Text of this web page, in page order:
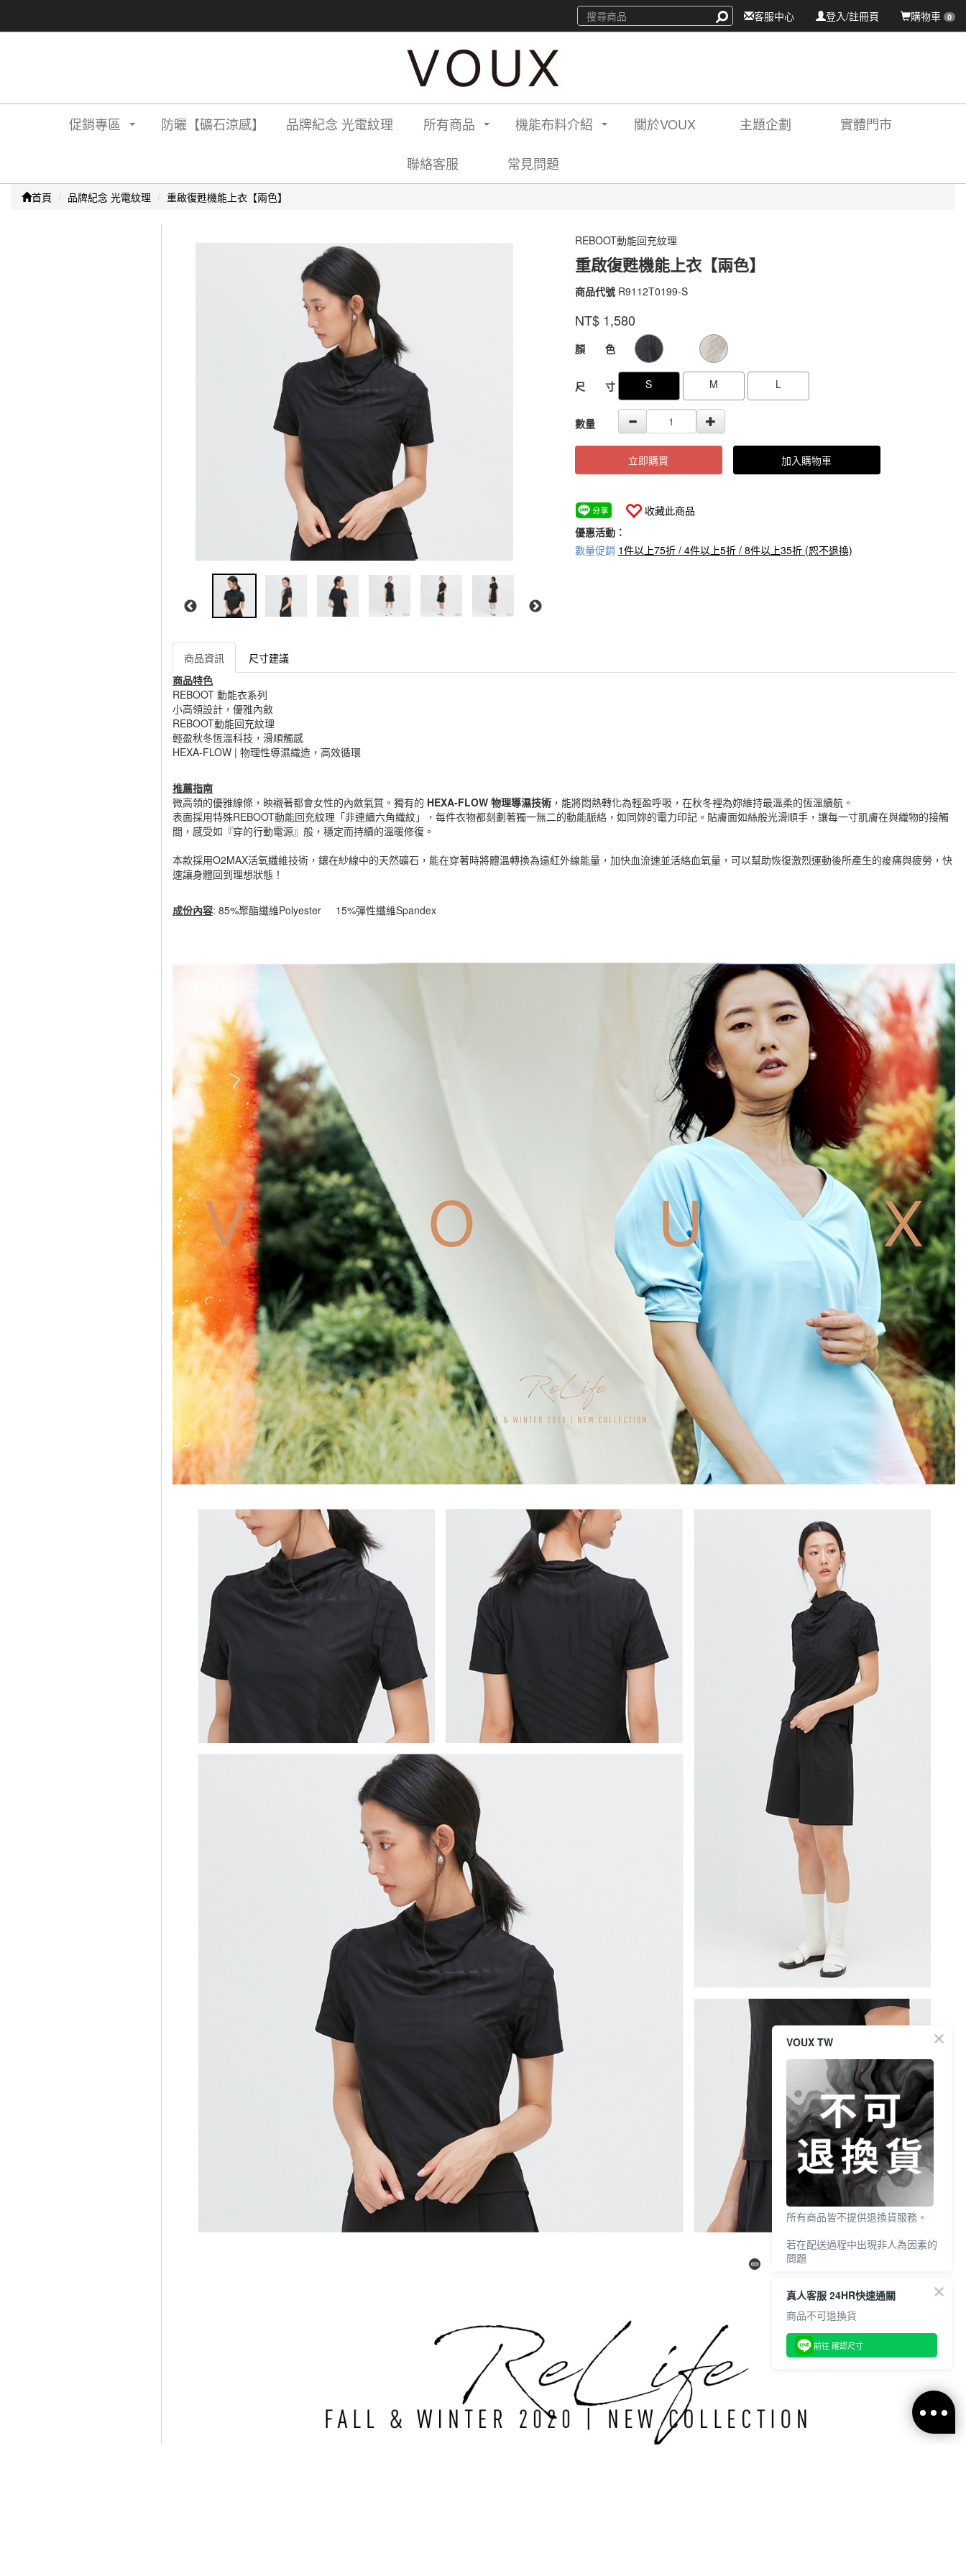
購物車 0
登入/註冊頁
客服中心
促銷專區 防曬【礦石涼感】 品牌紀念 光電紋理 所有商品 機能布料介紹 關於VOUX 主題企劃 實體門市
聯絡客服 常見問題
首頁 品牌紀念 光電紋理 重啟復甦機能上衣【兩色】
REBOOT動能回充紋理
重啟復甦機能上衣【兩色】
商品代號 R9112T0199-S
R9112T0199-
品牌 VOUX
NT$ 1,580
GOODS000000000000000005454
顏 色
尺 寸 S M L
數量
立即購買 加入購物車
收藏此商品
優惠活動：
數量促銷 1件以上75折 / 4件以上5折 / 8件以上35折 (恕不退換)
商品資訊
尺寸建議
商品特色
REBOOT 動能衣系列
小高領設計，優雅內斂
REBOOT動能回充紋理
輕盈秋冬恆溫科技，滑順觸感
HEXA-FLOW | 物理性導濕織造，高效循環
推薦指南
微高領的優雅線條，映襯著都會女性的內斂氣質。獨有的 HEXA-FLOW 物理導濕技術 ，能將悶熱轉化為輕盈呼吸，在秋冬裡為妳維持最溫柔的恆溫續航。
表面採用特殊REBOOT動能回充紋理「非連續六角織紋」，每件衣物都刻劃著獨一無二的動能脈絡，如同妳的電力印記。貼膚面如絲般光滑順手，讓每一寸肌膚在與織物的接觸
間，感受如『穿的行動電源』般，穩定而持續的溫暖修復。
本款採用O2MAX活氧纖維技術，鑲在紗線中的天然礦石，能在穿著時將體溫轉換為遠紅外線能量，加快血流速並活絡血氧量，可以幫助恢復激烈運動後所產生的痠痛與疲勞，快
速讓身體回到理想狀態！
成份內容: 85%聚酯纖維Polyester 15%彈性纖維Spandex
VOUX TW
所有商品皆不提供退換貨服務。
若在配送過程中出現非人為因素的
問題
透過【 聯絡客服 / 客服中心 】申
請，並提供相關照片作為證明。
商品需保持全新、未下水、未穿
著、未剪標、包裝完整，經確認
https://www.voux.com.tw/contact-
us.ftl
真人客服 24HR快速通關
商品不可退換貨
前往 確認尺寸